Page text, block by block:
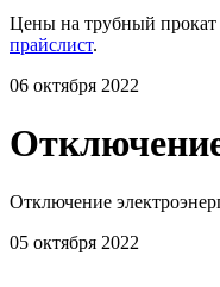
Цены на трубный прокат
прайслист.
06 октября 2022
Отключение
05 октября 2022